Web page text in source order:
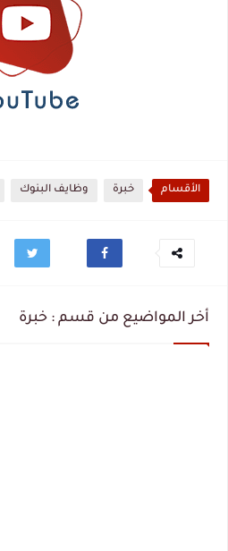
الأقسام خبرة وظايف البنوك
أخر المواضيع من قسم : خبرة